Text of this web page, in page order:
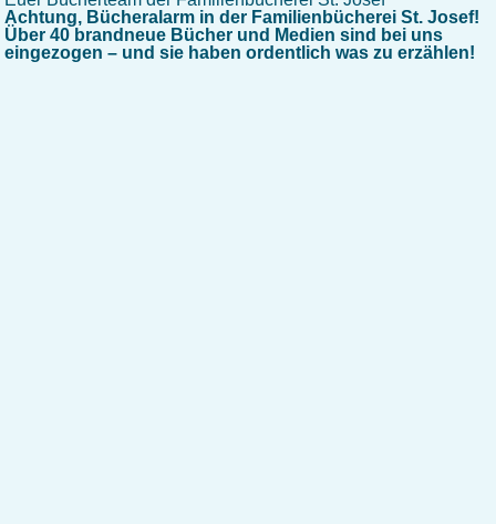
Achtung, Bücheralarm in der Familienbücherei St. Josef!
Über 40 brandneue Bücher und Medien sind bei uns
eingezogen – und sie haben ordentlich was zu erzählen!